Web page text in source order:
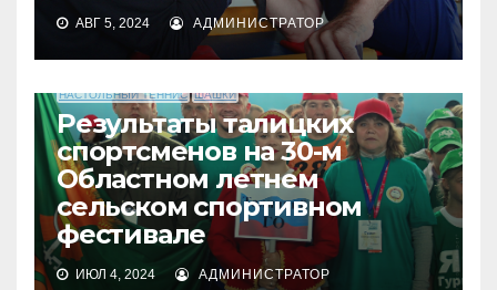
АВГ 5, 2024 АДМИНИСТРАТОР
АРМРЕСТЛИНГ БЕГ ВОЛЕЙБОЛ ГИРЕВОЙ СПОРТ МЕРОПРИЯТИЯ
НАСТОЛЬНЫЙ ТЕННИС ШАШКИ
Результаты талицких
спортсменов на 30-м
Областном летнем
сельском спортивном
фестивале
ИЮЛ 4, 2024 АДМИНИСТРАТОР